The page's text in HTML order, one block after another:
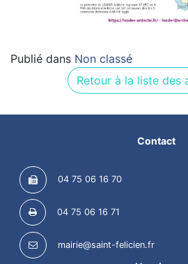
Publié dans Non classé
Retour à la liste des
Contact
04 75 06 16 70
04 75 06 16 71
mairie@saint-felicien.fr